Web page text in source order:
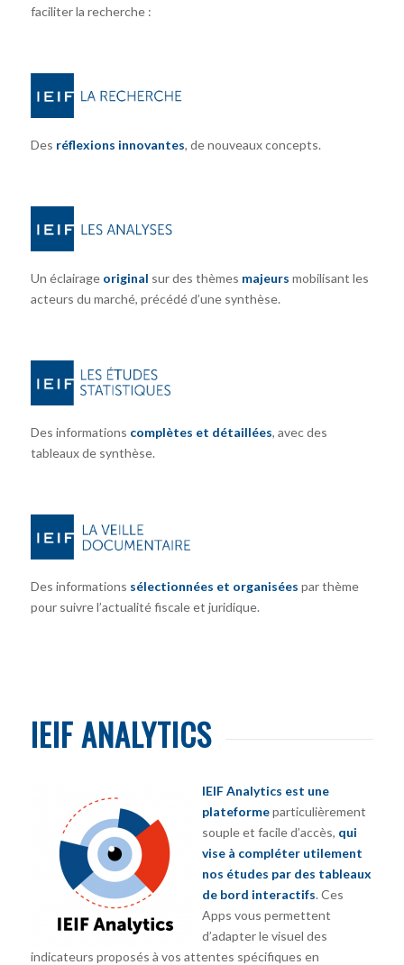
faciliter la recherche :
Des réflexions innovantes, de nouveaux concepts.
Un éclairage original sur des thèmes majeurs mobilisant les
acteurs du marché, précédé d’une synthèse.
Des informations complètes et détaillées, avec des
tableaux de synthèse.
Des informations sélectionnées et organisées par thème
pour suivre l’actualité fiscale et juridique.
IEIF ANALYTICS
IEIF Analytics est une
plateformeparticulièrement
souple et facile d’accès, qui
vise à compléter utilement
nos études par des tableaux
de bord interactifs. Ces
Apps vous permettent
d’adapter le visuel des
indicateurs proposés à vos attentes spécifiques en